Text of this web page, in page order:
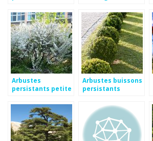
Arbustes
persistants petite
Arbustes buissons
persistants